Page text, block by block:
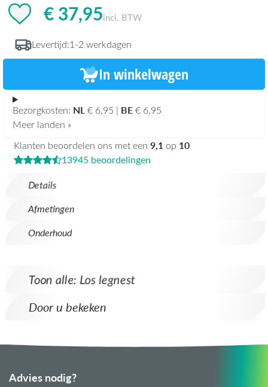
Details
Afmetingen
Onderhoud
€ 37,95incl. BTW
Levertijd:1-2 werkdagen
In winkelwagen
Bezorgkosten: NL€ 6,95 | BE€ 6,95
Meer landen »
Klanten beoordelen ons met een 9,1 op 10
13945 beoordelingen
Toon alle: Los legnest
Door u bekeken
Advies nodig?